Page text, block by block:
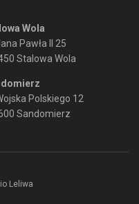
Wola
Pawła II 25
Stalowa Wola
Polskiego 12
Sandomierz
Leliwa